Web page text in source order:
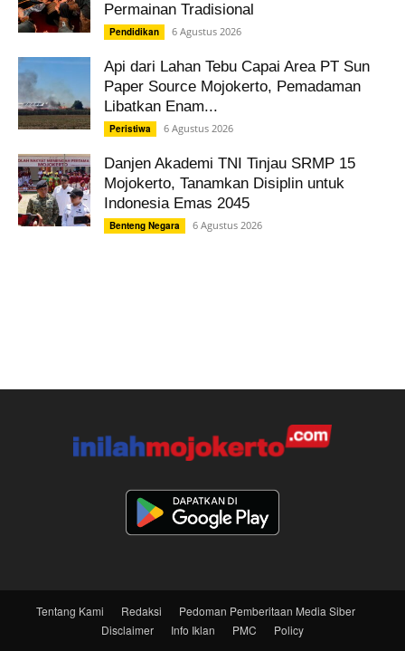
Permainan Tradisional
Pendidikan 6 Agustus 2026
Api dari Lahan Tebu Capai Area PT Sun
Paper Source Mojokerto, Pemadaman
Libatkan Enam...
Peristiwa 6 Agustus 2026
Danjen Akademi TNI Tinjau SRMP 15
Mojokerto, Tanamkan Disiplin untuk
Indonesia Emas 2045
Benteng Negara 6 Agustus 2026
Tentang Kami Redaksi
Pedoman Pemberitaan Media Siber
Disclaimer
Info Iklan PMC Policy